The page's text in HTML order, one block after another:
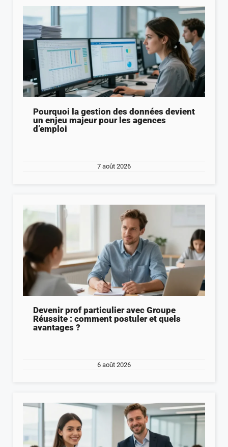
Pourquoi la gestion des données devient
un enjeu majeur pour les agences
d’emploi
7 août 2026
Devenir prof particulier avec Groupe
Réussite : comment postuler et quels
avantages ?
6 août 2026